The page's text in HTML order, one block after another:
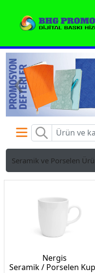
‹
Seramik ve Porselen
Nergis
Seramik / Porselen